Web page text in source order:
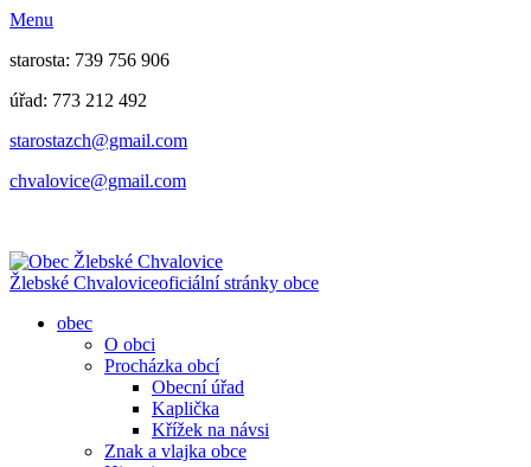
Menu
starosta: 739 756 906
úřad: 773 212 492
​​​​starostazch@gmail.com
​​​​chvalovice@gmail.com
Žlebské Chvaloviceoficiální stránky obce
obec
O obci
Procházka obcí
Obecní úřad
Kaplička
Křížek na návsi
Znak a vlajka obce